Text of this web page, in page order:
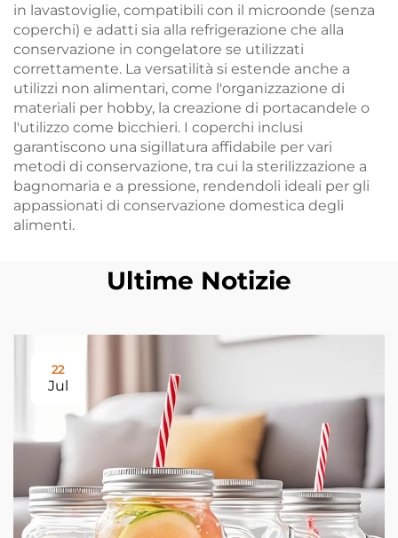
in lavastoviglie, compatibili con il microonde (senza
coperchi) e adatti sia alla refrigerazione che alla
conservazione in congelatore se utilizzati
correttamente. La versatilità si estende anche a
utilizzi non alimentari, come l'organizzazione di
materiali per hobby, la creazione di portacandele o
l'utilizzo come bicchieri. I coperchi inclusi
garantiscono una sigillatura affidabile per vari
metodi di conservazione, tra cui la sterilizzazione a
bagnomaria e a pressione, rendendoli ideali per gli
appassionati di conservazione domestica degli
alimenti.
Ultime Notizie
22
Jul